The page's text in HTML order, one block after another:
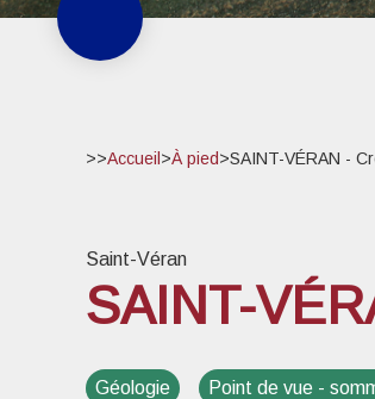
>>Accueil >À pied>SAINT-VÉRAN -
Saint-Véran
SAINT-
Géologie Point de vue -